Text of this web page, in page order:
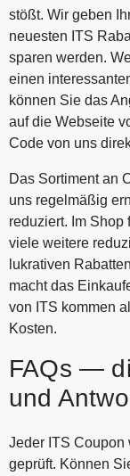
stößt. Wir geben
neuesten ITS
sparen werden.
einen
können Sie das
auf die Webseite
Code von uns
Das Sortiment an
uns regelmäßig
reduziert. Im Shop
viele weitere
lukrativen
macht das
von ITS kommen
Kosten.
FAQs —
und
Jeder ITS Coupon
geprüft. Können